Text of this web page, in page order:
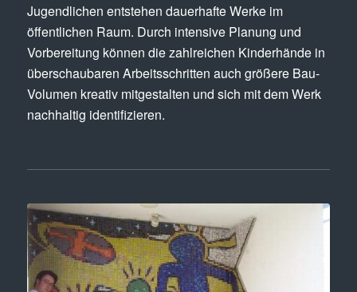
Jugendlichen entstehen dauerhafte Werke im
öffentlichen Raum. Durch intensive Planung und
Vorbereitung können die zahlreichen Kinderhände in
überschaubaren Arbeitsschritten auch größere Bau-
Volumen kreativ mitgestalten und sich mit dem Werk
nachhaltig identifizieren.